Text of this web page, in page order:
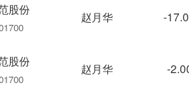
股份 赵月华 -
股份 赵月华 -